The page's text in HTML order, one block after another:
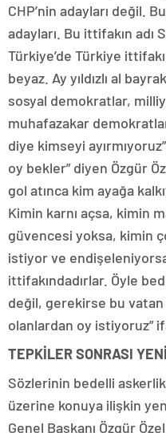
CHP’nin adayları değil.
adayları. Bu ittifakın adı
Türkiye’de Türkiye
beyaz. Ay yıldızlı al
sosyal demokratlar,
muhafazakar
diye kimseyi
oy bekler” diyen Özgür
gol atınca kim ayağa
Kimin karnı açsa, kimin
güvencesi yoksa, kimin
istiyor ve
ittifakındadırlar. Öyle
değil, gerekirse bu vatan
olanlardan oy istiyoruz”
TEPKİLER SONRASI
Sözlerinin bedelli
üzerine konuya ilişkin
Genel Başkanı Özgür